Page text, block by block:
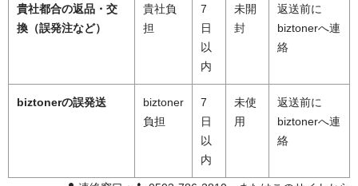
貴社都合の返品・交
換（誤発注など）
貴社負
担
7
日
以
内
未開
封
返送前に
biztonerへ連
絡
biztonerの誤発送
biztoner
負担
7
日
以
内
未使
用
返送前に
biztonerへ連
絡